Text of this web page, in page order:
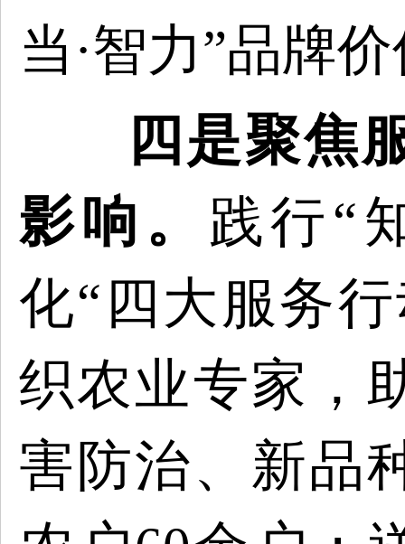
当·智力”品牌
四是聚焦
影响。 践行“
化“四大服务
织农业专家，
害防治、新品